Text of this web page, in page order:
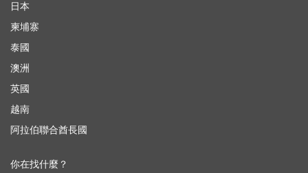
日本
柬埔寨
泰國
澳洲
英國
越南
阿拉伯聯合酋長國
你在找什麼？